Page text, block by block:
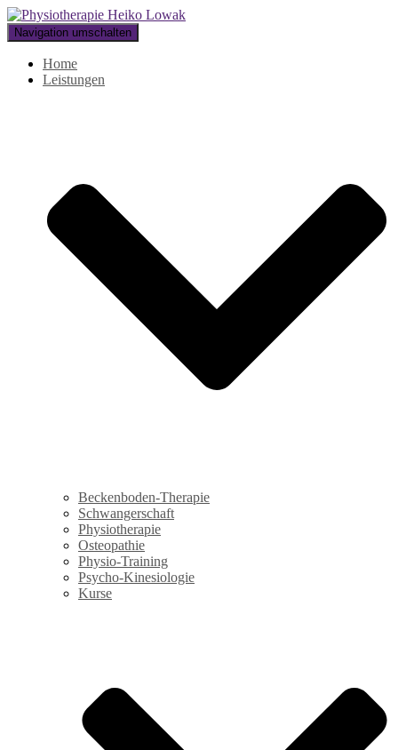
Navigation umschalten
Home
Leistungen
Beckenboden-Therapie
Schwangerschaft
Physiotherapie
Osteopathie
Physio-Training
Psycho-Kinesiologie
Kurse